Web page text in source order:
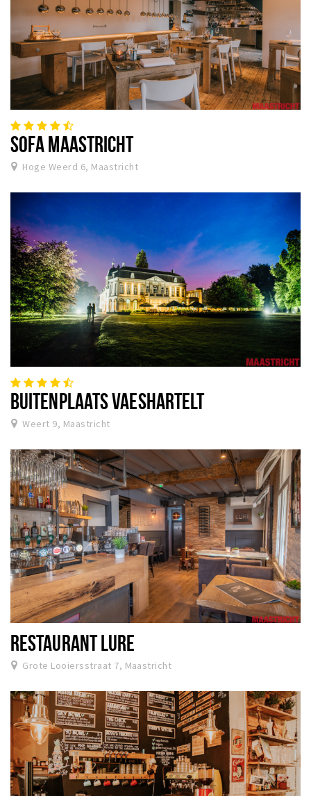
SOFA MAASTRICHT
Hoge Weerd 6, Maastricht
BUITENPLAATS VAESHARTELT
Weert 9, Maastricht
RESTAURANT LURE
Grote Looiersstraat 7, Maastricht